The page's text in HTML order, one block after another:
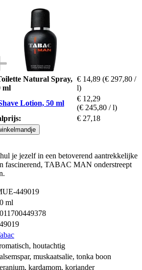
Natural Spray,
ml
€ 14,89 (€ 297,80 /
l)
Lotion, 50 ml
€ 12,29
(€ 245,80 / l)
€ 27,18
je jezelf in een betoverend aantrekkelijke
fascinerend, TABAC MAN onderstreept
449019
ml
houtachtig
muskaatsalie, tonka boon
kardamom, koriander